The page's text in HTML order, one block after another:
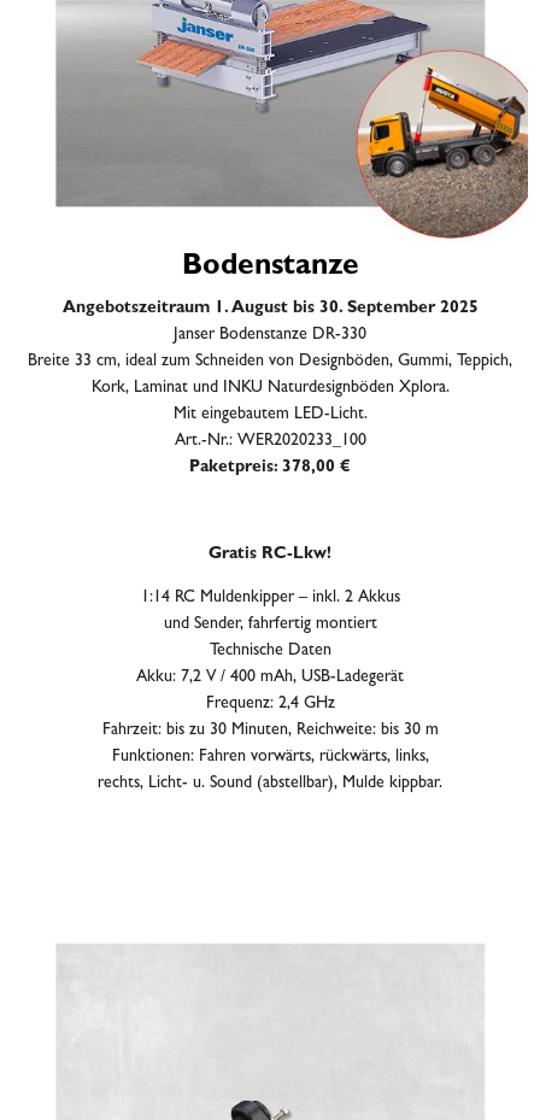
Bodenstanze
Angebotszeitraum 1. August bis 30. September 2025
Janser Bodenstanze DR-330
Breite 33 cm, ideal zum Schneiden von Designböden, Gummi, Teppich,
Kork, Laminat und INKU Naturdesignböden Xplora.
Mit eingebautem LED-Licht.
Art.-Nr.: WER2020233_100
Paketpreis: 378,00 €
Gratis RC-Lkw!
1:14 RC Muldenkipper – inkl. 2 Akkus
und Sender, fahrfertig montiert
Technische Daten
Akku: 7,2 V / 400 mAh, USB-Ladegerät
Frequenz: 2,4 GHz
Fahrzeit: bis zu 30 Minuten, Reichweite: bis 30 m
Funktionen: Fahren vorwärts, rückwärts, links,
rechts, Licht- u. Sound (abstellbar), Mulde kippbar.